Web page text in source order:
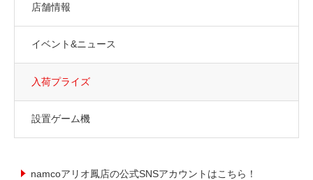
店舗情報
イベント&ニュース
入荷プライズ
設置ゲーム機
namcoアリオ鳳店の公式SNSアカウントはこちら！